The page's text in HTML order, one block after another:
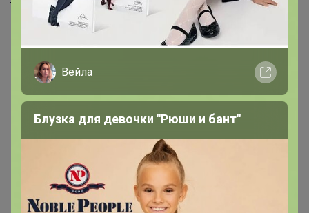
Торговые марки
Наша команда
В наличии
Подарочные сертификаты
Реклама на сайте
Поставщикам
support@24-ok.ru
Написать в поддержку
Вейла
Блузка для девочки "Рюши и бант"